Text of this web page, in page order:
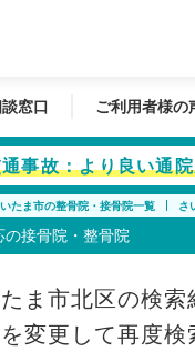
窓口 ご利用者様の
事故：より良い通
たま市の整骨院・接骨院一覧 さ
接骨院・整骨院
ま市北区の検
変更して再度検